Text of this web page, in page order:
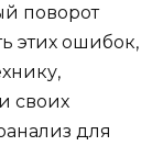
поворот
этих ошибок,
своих
для